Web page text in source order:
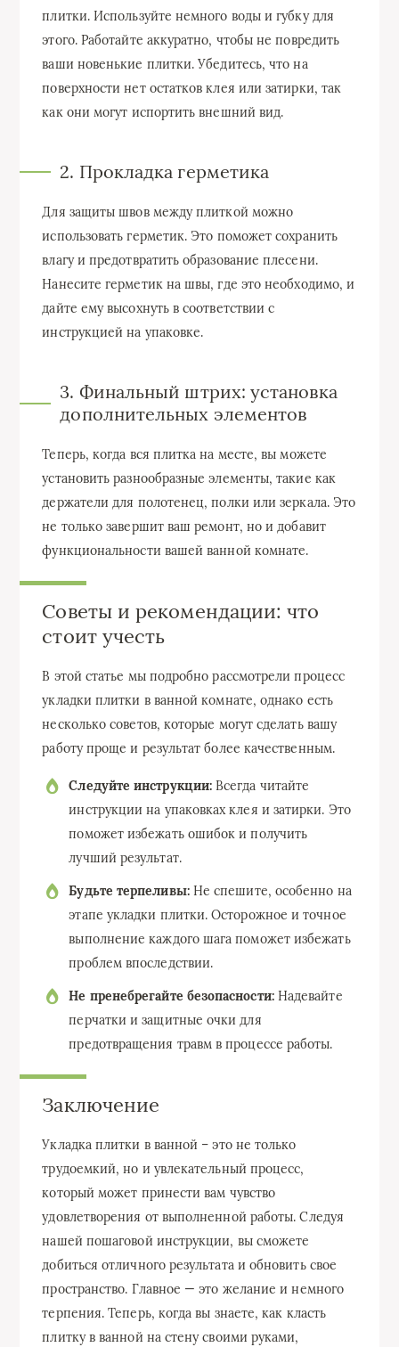
плитки. Используйте немного воды и губку для
этого. Работайте аккуратно, чтобы не повредить
ваши новенькие плитки. Убедитесь, что на
поверхности нет остатков клея или затирки, так
как они могут испортить внешний вид.
2. Прокладка герметика
Для защиты швов между плиткой можно
использовать герметик. Это поможет сохранить
влагу и предотвратить образование плесени.
Нанесите герметик на швы, где это необходимо, и
дайте ему высохнуть в соответствии с
инструкцией на упаковке.
3. Финальный штрих: установка
дополнительных элементов
Теперь, когда вся плитка на месте, вы можете
установить разнообразные элементы, такие как
держатели для полотенец, полки или зеркала. Это
не только завершит ваш ремонт, но и добавит
функциональности вашей ванной комнате.
Советы и рекомендации: что
стоит учесть
В этой статье мы подробно рассмотрели процесс
укладки плитки в ванной комнате, однако есть
несколько советов, которые могут сделать вашу
работу проще и результат более качественным.
Следуйте инструкции: Всегда читайте
инструкции на упаковках клея и затирки. Это
поможет избежать ошибок и получить
лучший результат.
Будьте терпеливы:Не спешите, особенно на
этапе укладки плитки. Осторожное и точное
выполнение каждого шага поможет избежать
проблем впоследствии.
Не пренебрегайте безопасности:Надевайте
перчатки и защитные очки для
предотвращения травм в процессе работы.
Заключение
Укладка плитки в ванной – это не только
трудоемкий, но и увлекательный процесс,
который может принести вам чувство
удовлетворения от выполненной работы. Следуя
нашей пошаговой инструкции, вы сможете
добиться отличного результата и обновить свое
пространство. Главное — это желание и немного
терпения. Теперь, когда вы знаете, как класть
плитку в ванной на стену своими руками,